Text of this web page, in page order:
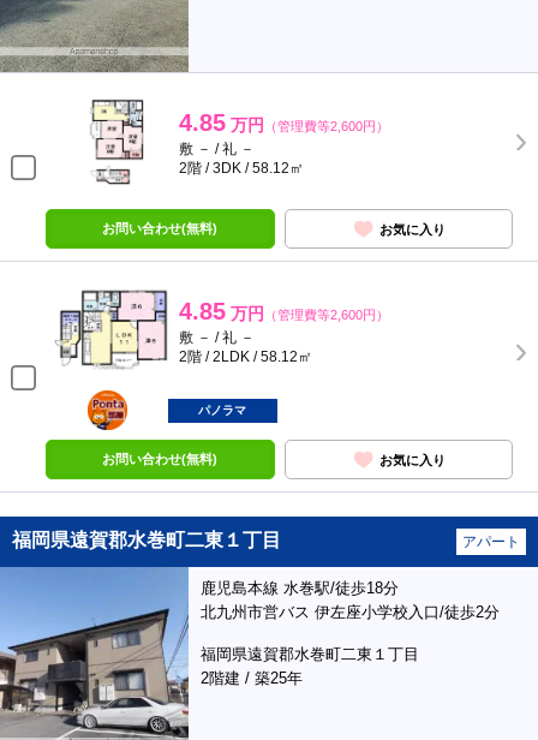
4.85 万円 （管理費等2,600円）
敷 － / 礼 －
2階 / 3DK / 58.12㎡
お問い合わせ(無料) お気に入り
4.85 万円 （管理費等2,600円）
敷 － / 礼 －
2階 / 2LDK / 58.12㎡
ポンタ
部屋
パノラマ
お問い合わせ(無料) お気に入り
福岡県遠賀郡水巻町二東１丁目 アパート
鹿児島本線 水巻駅/徒歩18分
北九州市営バス 伊左座小学校入口/徒歩2分
福岡県遠賀郡水巻町二東１丁目
2階建 / 築25年